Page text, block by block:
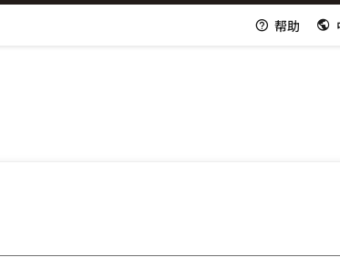
帮助